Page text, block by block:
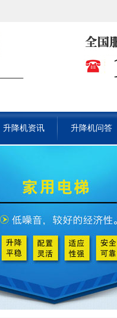
升降机资讯 升降机问答